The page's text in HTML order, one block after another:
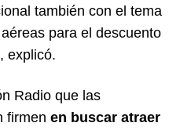
también con el tema
para el descuento
explicó.
Radio que las
firmen en buscar atraer